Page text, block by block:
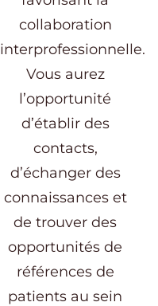
collaboration
interprofessionnelle.
Vous aurez
l’opportunité
d’établir des
contacts,
d’échanger des
connaissances et
de trouver des
opportunités de
références de
patients au sein